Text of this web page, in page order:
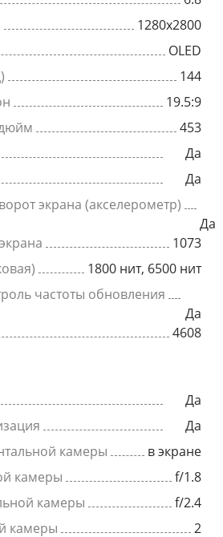
1280x2800
OLED
144
19.5:9
453
Да
Да
экрана (акселерометр)
Да
1073
1800 нит, 6500 нит
частоты обновления
Да
4608
Да
Да
камеры
в экране
камеры
f/1.8
камеры
f/2.4
камеры
2